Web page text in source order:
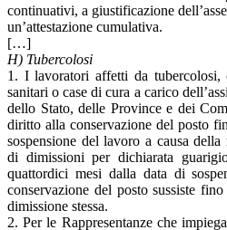
continuativi, a giustificazione
un’attestazione cumulativa.
[…]
H) Tubercolosi
1. I lavoratori affetti da
sanitari o case di cura a carico
dello Stato, delle Province e dei
diritto alla conservazione del posto
sospensione del lavoro a causa
di dimissioni per dichiarata
quattordici mesi dalla data di
conservazione del posto sussiste
dimissione stessa.
2. Per le Rappresentanze che